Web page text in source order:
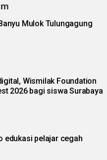
Mulok Tulungagung
Wismilak Foundation
2026 bagi siswa Surabaya
edukasi pelajar cegah